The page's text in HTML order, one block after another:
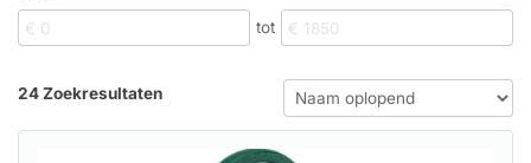
tot
24 Zoekresultaten